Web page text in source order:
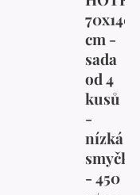
70x140
cm -
sada
od 4
kusů
-
nízká
smyčka
- 450